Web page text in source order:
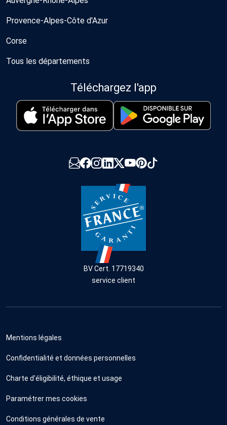
Provence-Alpes-Côte d'Azur
Corse
Tous les départements
Téléchargez l'app
BV Cert. 17719340
service client
Mentions légales
Confidentialité et données personnelles
Charte d'éligibilité, éthique et usage
Paramétrer mes cookies
Conditions générales de vente